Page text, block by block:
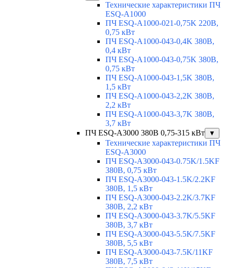
Технические характеристики ПЧ
ESQ-A1000
ПЧ ESQ-A1000-021-0,75K 220В,
0,75 кВт
ПЧ ESQ-A1000-043-0,4K 380В,
0,4 кВт
ПЧ ESQ-A1000-043-0,75K 380В,
0,75 кВт
ПЧ ESQ-A1000-043-1,5K 380В,
1,5 кВт
ПЧ ESQ-A1000-043-2,2K 380В,
2,2 кВт
ПЧ ESQ-A1000-043-3,7K 380В,
3,7 кВт
ПЧ ESQ-A3000 380В 0,75-315 кВт
▼
Технические характеристики ПЧ
ESQ-A3000
ПЧ ESQ-A3000-043-0.75K/1.5KF
380В, 0,75 кВт
ПЧ ESQ-A3000-043-1.5K/2.2KF
380В, 1,5 кВт
ПЧ ESQ-A3000-043-2.2K/3.7KF
380В, 2,2 кВт
ПЧ ESQ-A3000-043-3.7K/5.5KF
380В, 3,7 кВт
ПЧ ESQ-A3000-043-5.5K/7.5KF
380В, 5,5 кВт
ПЧ ESQ-A3000-043-7.5K/11KF
380В, 7,5 кВт